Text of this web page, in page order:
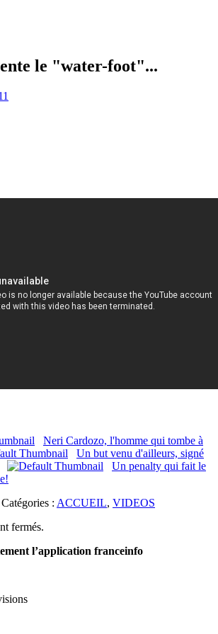
le "water-foot"...
Neri Cardozo, l'homme qui tombe à
Un but venu d'ailleurs, signé
Un penalty qui fait le
: ACCUEIL, VIDEOS
fermés.
l’application franceinfo